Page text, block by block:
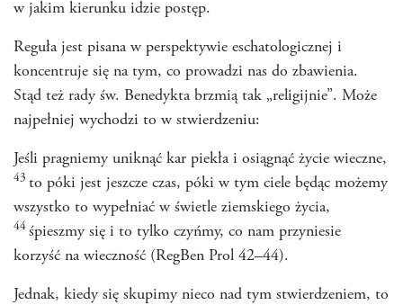
w jakim kierunku idzie postęp.
Reguła jest pisana w perspektywie eschatologicznej i
koncentruje się na tym, co prowadzi nas do zbawienia.
Stąd też rady św. Benedykta brzmią tak „religijnie”. Może
najpełniej wychodzi to w stwierdzeniu:
Jeśli pragniemy uniknąć kar piekła i osiągnąć życie wieczne,
43 to póki jest jeszcze czas, póki w tym ciele będąc możemy
wszystko to wypełniać w świetle ziemskiego życia,
44 śpieszmy się i to tylko czyńmy, co nam przyniesie
korzyść na wieczność (RegBen Prol 42–44).
Jednak, kiedy się skupimy nieco nad tym stwierdzeniem, to